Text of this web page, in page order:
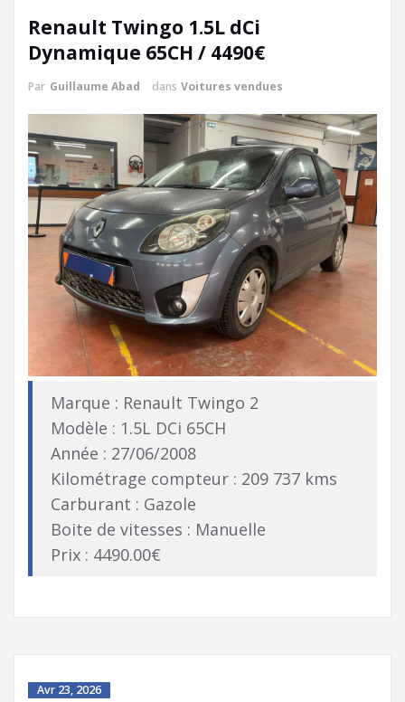
Renault Twingo 1.5L dCi
Dynamique 65CH / 4490€
Par Guillaume Abad dans Voitures vendues
Marque : Renault Twingo 2
Modèle : 1.5L DCi 65CH
Année : 27/06/2008
Kilométrage compteur : 209 737 kms
Carburant : Gazole
Boite de vitesses : Manuelle
Prix : 4490.00€
Avr 23, 2026